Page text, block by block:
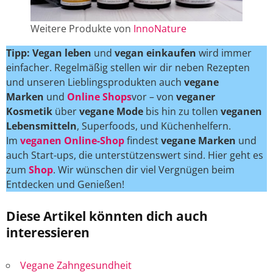
Weitere Produkte von InnoNature
Tipp: Vegan leben und vegan einkaufen wird immer
einfacher. Regelmäßig stellen wir dir neben Rezepten
und unseren Lieblingsprodukten auch vegane
Marken und Online Shopsvor – von veganer
Kosmetik übervegane Mode bis hin zu tollen veganen
Lebensmitteln, Superfoods, und Küchenhelfern.
Im veganen Online-Shopfindestvegane Marken und
auch Start-ups, die unterstützenswert sind. Hier geht es
zum Shop. Wir wünschen dir viel Vergnügen beim
Entdecken und Genießen!
Diese Artikel könnten dich auch
interessieren
Vegane Zahngesundheit